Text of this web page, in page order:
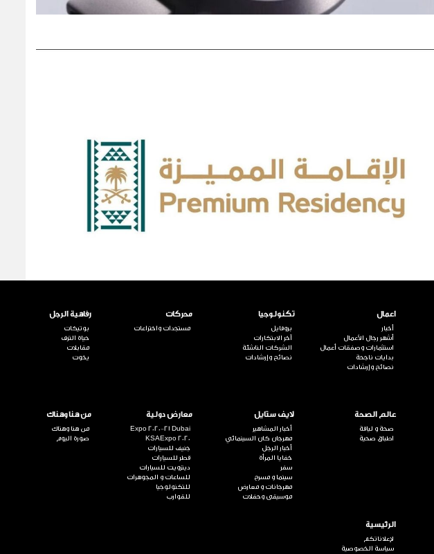
اعمال
أخبار
أشهر رجال الأعمال
استثمارات وصفقات أعمال
بدايات ناجحة
نصائح وإرشادات
تكنولوجيا
بروفايل
آخر الابتكارات
الشركات الناشئة
نصائح وإرشادات
محركات
مستجدات واختراعات
رفاهية الرجل
بوتيكات
حياة الترف
مقابلات
يخوت
عالم الصحة
صحة و لياقة
اطباق صحية
لايف ستايل
أخبار المشاهير
مهرجان كان السينمائي
أخبار الرجل
خفايا المرأة
سفر
سينما و مسرح
مهرجانات و معارض
موسيقى وحفلات
معارض دولية
Expo 2020-21 Dubai
KSAExpo 2020
جنيف للسيارات
قطر للسيارات
ديترويت للسيارات
للساعات و المجوهرات
للتكنولوجيا
للقوارب
من هنا وهناك
من هنا وهناك
صورة اليوم
الرئيسية
لإعلاناتكم
سياسة الخصوصية